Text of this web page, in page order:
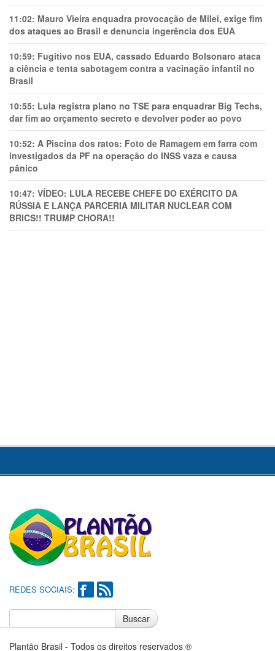
11:02: Mauro Vieira enquadra provocação de Milei, exige fim
dos ataques ao Brasil e denuncia ingerência dos EUA
10:59: Fugitivo nos EUA, cassado Eduardo Bolsonaro ataca
a ciência e tenta sabotagem contra a vacinação infantil no
Brasil
10:55: Lula registra plano no TSE para enquadrar Big Techs,
dar fim ao orçamento secreto e devolver poder ao povo
10:52: A Piscina dos ratos: Foto de Ramagem em farra com
investigados da PF na operação do INSS vaza e causa
pânico
10:47: VÍDEO: LULA RECEBE CHEFE DO EXÉRCITO DA
RÚSSIA E LANÇA PARCERIA MILITAR NUCLEAR COM
BRICS!! TRUMP CHORA!!
REDES SOCIAIS:
Buscar
Plantão Brasil - Todos os direitos reservados ®